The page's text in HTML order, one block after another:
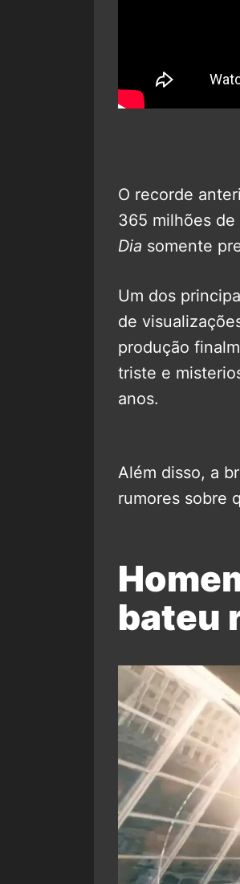
O recorde
365 milhões
Dia somente
Um dos
de
produção
triste e
anos.
Além disso, a
rumores sobre
bateu